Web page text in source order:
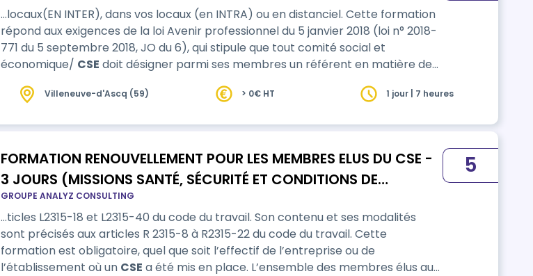
…locaux(EN INTER), dans vos locaux (en INTRA) ou en distanciel. Cette formation
répond aux exigences de la loi Avenir professionnel du 5 janvier 2018 (loi n° 2018-
771 du 5 septembre 2018, JO du 6), qui stipule que tout comité social et
économique/ CSE doit désigner parmi ses membres un référent en matière de
L. 2314-1) pour les entreprises de plus de 11 Salariés. Cette formation permettra
Villeneuve-d'Ascq (59) > 0€ HT 1 jour | 7 heures
FORMATION RENOUVELLEMENT POUR LES MEMBRES ELUS DU CSE -
3 JOURS (MISSIONS SANTÉ, SÉCURITÉ ET CONDITIONS DE
TRAVAIL)
GROUPE ANALYZ CONSULTING
…ticles L2315-18 et L2315-40 du code du travail. Son contenu et ses modalités
sont précisés aux articles R 2315-8 à R2315-22 du code du travail. Cette
formation est obligatoire, quel que soit l’effectif de l’entreprise ou de
l’établissement où un CSE a été mis en place. L’ensemble des membres élus au
5